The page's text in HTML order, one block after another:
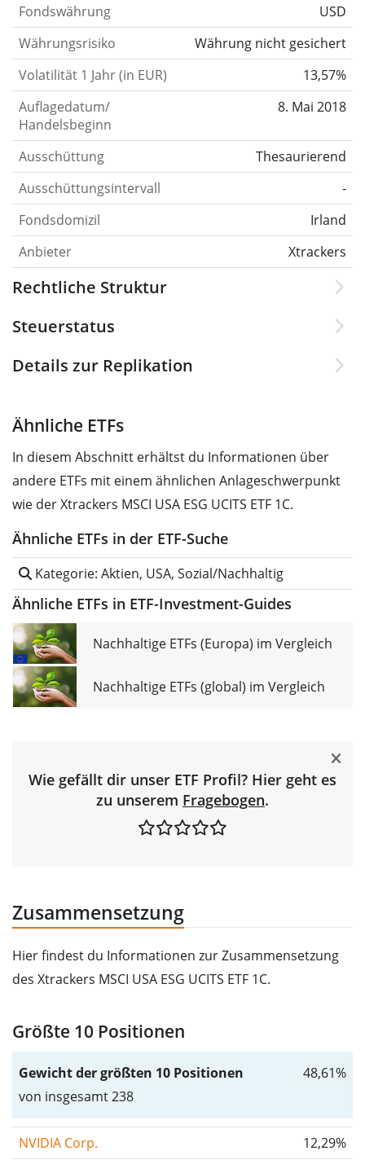
Fondswährung
USD
Währungsrisiko
Währung nicht gesichert
Volatilität 1 Jahr (in EUR)
13,57%
Auflagedatum/
Handelsbeginn
8. Mai 2018
Ausschüttung
Thesaurierend
Ausschüttungsintervall
-
Fondsdomizil
Irland
Anbieter
Xtrackers
Rechtliche Struktur
Steuerstatus
Details zur Replikation
Ähnliche ETFs
In diesem Abschnitt erhältst du Informationen über
andere ETFs mit einem ähnlichen Anlageschwerpunkt
wie der Xtrackers MSCI USA ESG UCITS ETF 1C.
Ähnliche ETFs in der ETF-Suche
Kategorie: Aktien, USA, Sozial/Nachhaltig
Ähnliche ETFs in ETF-Investment-Guides
Nachhaltige ETFs (Europa) im Vergleich
Nachhaltige ETFs (global) im Vergleich
Wie gefällt dir unser ETF Profil? Hier geht es
zu unserem Fragebogen.
Zusammensetzung
Hier findest du Informationen zur Zusammensetzung
des Xtrackers MSCI USA ESG UCITS ETF 1C.
Größte 10 Positionen
Gewicht der größten 10 Positionen
von insgesamt 238
48,61%
NVIDIA Corp.
12,29%